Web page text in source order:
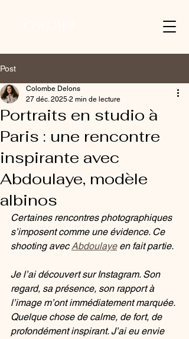
Post
Portraits en studio à
Paris : une rencontre
inspirante avec
Abdoulaye, modèle
albinos
Colombe Delons
27 déc. 2025 2 min de lecture
Certaines rencontres photographiques
s’imposent comme une évidence. Ce
shooting avec Abdoulaye en fait partie.
Je l’ai découvert sur Instagram. Son
regard, sa présence, son rapport à
l’image m’ont immédiatement marquée.
Quelque chose de calme, de fort, de
profondément inspirant. J’ai eu envie